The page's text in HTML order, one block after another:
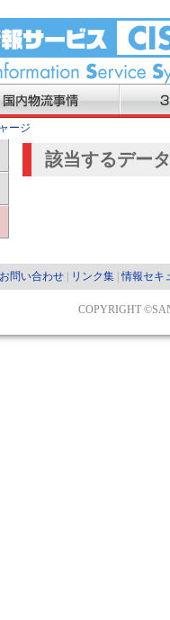
ージ
該当するデー
お問い合わせ リンク集 |情報セキ
COPYRIGHT